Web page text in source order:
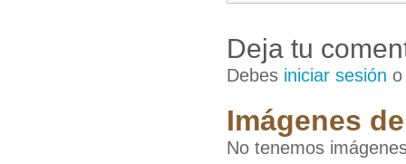
Deja tu
Debes iniciar sesión
Imágenes
No tenemos